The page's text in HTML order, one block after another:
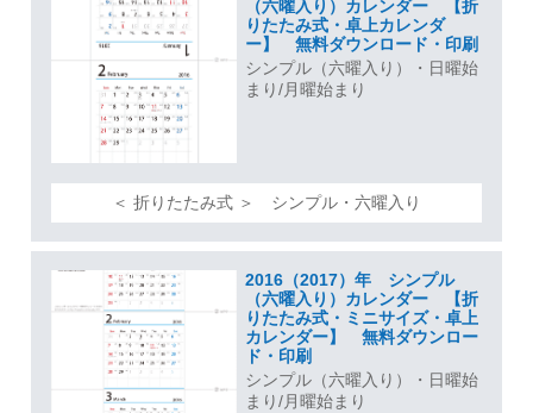
（六曜入り）カレンダー 【折
りたたみ式・卓上カレンダ
ー】 無料ダウンロード・印刷
シンプル（六曜入り）・日曜始
まり/月曜始まり
＜ 折りたたみ式 ＞ シンプル・六曜入り
2016（2017）年 シンプル
（六曜入り）カレンダー 【折
りたたみ式・ミニサイズ・卓上
カレンダー】 無料ダウンロー
ド・印刷
シンプル（六曜入り）・日曜始
まり/月曜始まり